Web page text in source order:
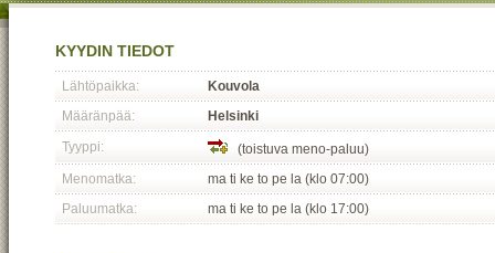
KYYDIN TIEDOT
Lähtöpaikka:
Kouvola
Määränpää:
Helsinki
Tyyppi:
(toistuva meno-paluu)
Menomatka:
ma ti ke to pe la (klo 07:00)
Paluumatka:
ma ti ke to pe la (klo 17:00)